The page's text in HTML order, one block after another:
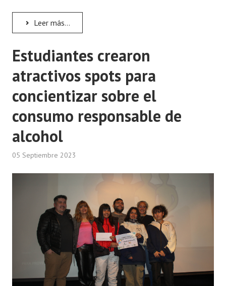
Leer más...
Estudiantes crearon
atractivos spots para
concientizar sobre el
consumo responsable de
alcohol
05 Septiembre 2023